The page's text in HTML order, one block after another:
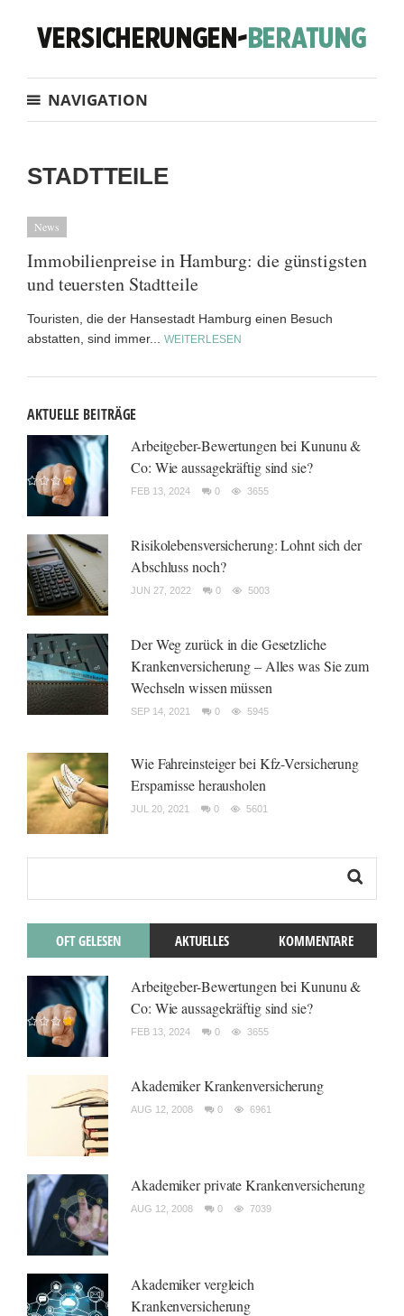
NAVIGATION
STADTTEILE
News
Immobilienpreise in Hamburg: die günstigsten
und teuersten Stadtteile
Touristen, die der Hansestadt Hamburg einen Besuch
abstatten, sind immer... WEITERLESEN
AKTUELLE BEITRÄGE
Arbeitgeber-Bewertungen bei Kununu &
Co: Wie aussagekräftig sind sie?
FEB 13, 2024 0 3655
Risikolebensversicherung: Lohnt sich der
Abschluss noch?
JUN 27, 2022 0 5003
Der Weg zurück in die Gesetzliche
Krankenversicherung – Alles was Sie zum
Wechseln wissen müssen
SEP 14, 2021 0 5945
Wie Fahreinsteiger bei Kfz-Versicherung
Ersparnisse herausholen
JUL 20, 2021 0 5601
OFT GELESEN AKTUELLES KOMMENTARE
Arbeitgeber-Bewertungen bei Kununu &
Co: Wie aussagekräftig sind sie?
FEB 13, 2024 0 3655
Akademiker Krankenversicherung
AUG 12, 2008 0 6961
Akademiker private Krankenversicherung
AUG 12, 2008 0 7039
Akademiker vergleich
Krankenversicherung